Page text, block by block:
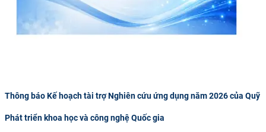
Thông báo Kế hoạch tài trợ Nghiên cứu ứng dụng năm 2026 của Quỹ
Phát triển khoa học và công nghệ Quốc gia